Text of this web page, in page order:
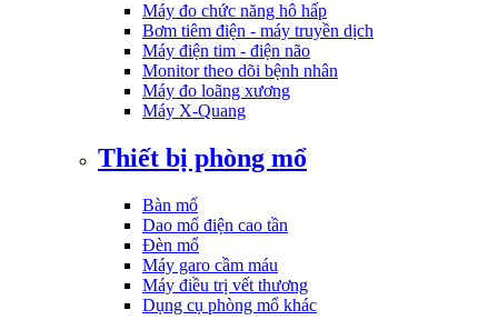
Máy đo chức năng hô hấp
Bơm tiêm điện - máy truyền dịch
Máy điện tim - điện não
Monitor theo dõi bệnh nhân
Máy đo loãng xương
Máy X-Quang
Thiết bị phòng mổ
Bàn mổ
Dao mổ điện cao tần
Đèn mổ
Máy garo cầm máu
Máy điều trị vết thương
Dụng cụ phòng mổ khác